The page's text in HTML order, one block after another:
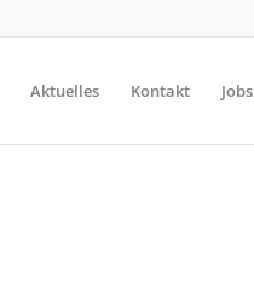
Aktuelles Kontakt Jobs